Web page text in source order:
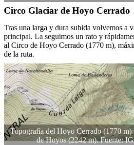
Circo Glaciar de Hoyo Cerrado
Tras una larga y dura subida volvemos a
principal. La seguimos un rato y
al Circo de Hoyo Cerrado (1770 m),
de la ruta.
Topografía del Hoyo Cerrado (1770 m)
de Hoyos (2242 m). Fuente: